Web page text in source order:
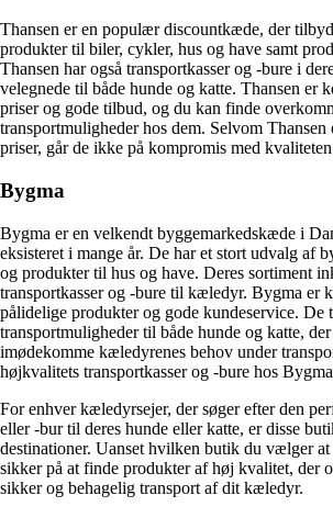
Thansen er en populær discountkæde, der
produkter til biler, cykler, hus og have samt
Thansen har også transportkasser og -bure i
velegnede til både hunde og katte. Thansen er
priser og gode tilbud, og du kan finde
transportmuligheder hos dem. Selvom Thansen
priser, går de ikke på kompromis med
Bygma
Bygma er en velkendt byggemarkedskæde i
eksisteret i mange år. De har et stort udvalg af
og produkter til hus og have. Deres sortiment
transportkasser og -bure til kæledyr. Bygma er
pålidelige produkter og gode kundeservice. De
transportmuligheder til både hunde og katte,
imødekomme kæledyrenes behov under
højkvalitets transportkasser og -bure hos
For enhver kæledyrsejer, der søger efter den
eller -bur til deres hunde eller katte, er disse
destinationer. Uanset hvilken butik du vælger
sikker på at finde produkter af høj kvalitet, der
sikker og behagelig transport af dit kæledyr.